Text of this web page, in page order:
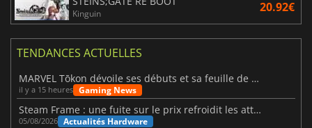
Kinguin 20.92€
TENDANCES ACTUELLES
MARVEL Tōkon dévoile ses débuts et sa feuille de route
il y a 15 heures Gaming News
Steam Frame : une fuite sur le prix refroidit les attentes VR
05/08/2026 Actualités Hardware